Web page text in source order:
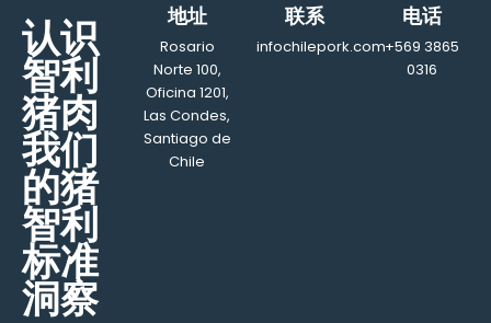
认识
智利
猪肉
我们
的猪
智利
标准
洞察
地址
Rosario
Norte 100,
Oficina 1201,
Las Condes,
Santiago de
Chile
联系
infochilepork.com
电话
+569 3865
0316